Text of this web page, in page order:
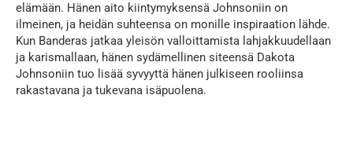
elämään. Hänen aito kiintymyksensä Johnsoniin on
ilmeinen, ja heidän suhteensa on monille inspiraation lähde.
Kun Banderas jatkaa yleisön valloittamista lahjakkuudellaan
ja karismallaan, hänen sydämellinen siteensä Dakota
Johnsoniin tuo lisää syvyyttä hänen julkiseen rooliinsa
rakastavana ja tukevana isäpuolena.